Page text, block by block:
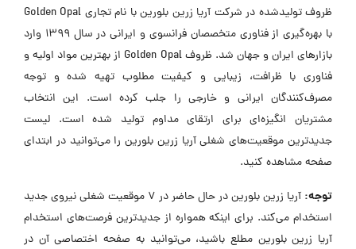
ظروف تولیدشده در شرکت آریا زرین بلورین با نام تجاری Golden Opal
با بهره‌گیری از فناوری متخصصان فرانسوی و ایرانی در سال ۱۳۹۹ وارد
بازارهای ایران و جهان شد. ظروف Golden Opal از بهترین مواد اولیه و
فناوری با ظرافت، زیبایی و کیفیت مطلوب تهیه شده و توجه
مصرف‌کنندگان ایرانی و خارجی را جلب کرده است. این انتخاب
مشتریان انگیزه‌ای برای ارتقای مداوم تولید شده است. لیست
جدیدترین موقعیت‌های شغلی آریا زرین بلورین را می‌توانید در ابتدای
صفحه مشاهده کنید.
توجه:
آریا زرین بلورین در حال حاضر در ۷ موقعیت شغلی نیروی جدید
استخدام می‌کند. برای اینکه همواره از جدیدترین فرصت‌های استخدام
آریا زرین بلورین مطلع باشید، می‌توانید به صفحه اختصاصی آن در